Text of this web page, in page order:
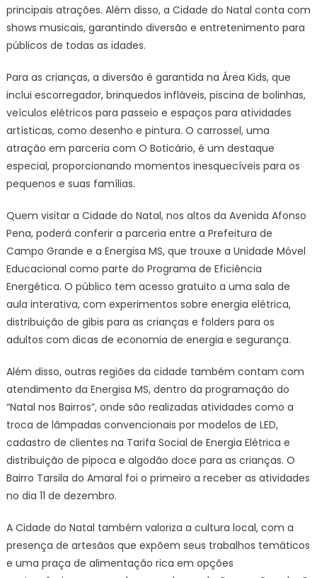
principais atrações. Além disso, a Cidade do Natal conta com
shows musicais, garantindo diversão e entretenimento para
públicos de todas as idades.
Para as crianças, a diversão é garantida na Área Kids, que
inclui escorregador, brinquedos infláveis, piscina de bolinhas,
veículos elétricos para passeio e espaços para atividades
artísticas, como desenho e pintura. O carrossel, uma
atração em parceria com O Boticário, é um destaque
especial, proporcionando momentos inesquecíveis para os
pequenos e suas famílias.
Quem visitar a Cidade do Natal, nos altos da Avenida Afonso
Pena, poderá conferir a parceria entre a Prefeitura de
Campo Grande e a Energisa MS, que trouxe a Unidade Móvel
Educacional como parte do Programa de Eficiência
Energética. O público tem acesso gratuito a uma sala de
aula interativa, com experimentos sobre energia elétrica,
distribuição de gibis para as crianças e folders para os
adultos com dicas de economia de energia e segurança.
Além disso, outras regiões da cidade também contam com
atendimento da Energisa MS, dentro da programação do
“Natal nos Bairros”, onde são realizadas atividades como a
troca de lâmpadas convencionais por modelos de LED,
cadastro de clientes na Tarifa Social de Energia Elétrica e
distribuição de pipoca e algodão doce para as crianças. O
Bairro Tarsila do Amaral foi o primeiro a receber as atividades
no dia 11 de dezembro.
A Cidade do Natal também valoriza a cultura local, com a
presença de artesãos que expõem seus trabalhos temáticos
e uma praça de alimentação rica em opções